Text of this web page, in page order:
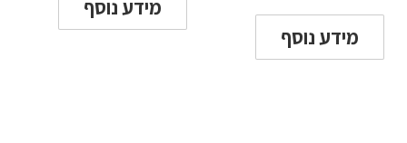
מידע נוסף
מידע נוסף